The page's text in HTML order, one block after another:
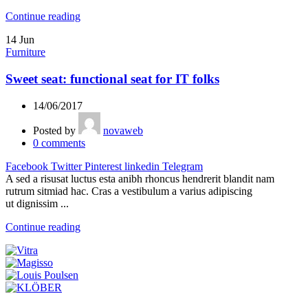
Continue reading
14 Jun
Furniture
Sweet seat: functional seat for IT folks
14/06/2017
Posted by
novaweb
0 comments
Facebook Twitter Pinterest linkedin Telegram
A sed a risusat luctus esta anibh rhoncus hendrerit blandit nam
rutrum sitmiad hac. Cras a vestibulum a varius adipiscing
ut dignissim ...
Continue reading